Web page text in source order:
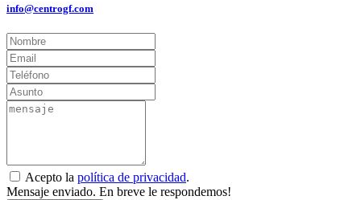
info@centrogf.com
Acepto la política de privacidad.
Mensaje enviado. En breve le respondemos!